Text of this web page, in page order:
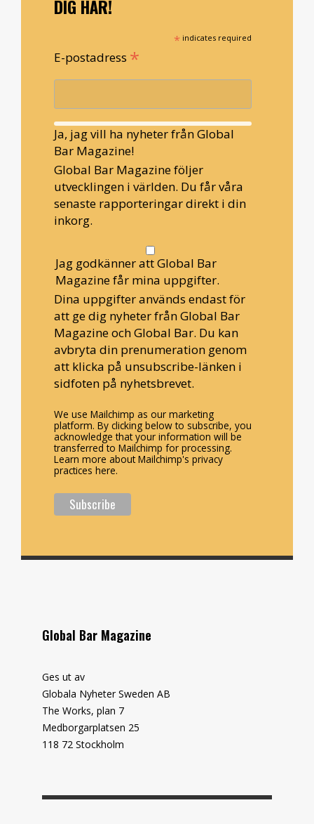
DIG HÄR!
* indicates required
E-postadress *
Ja, jag vill ha nyheter från Global
Bar Magazine!
Global Bar Magazine följer
utvecklingen i världen. Du får våra
senaste rapporteringar direkt i din
inkorg.
Jag godkänner att Global Bar
Magazine får mina uppgifter.
Dina uppgifter används endast för
att ge dig nyheter från Global Bar
Magazine och Global Bar. Du kan
avbryta din prenumeration genom
att klicka på unsubscribe-länken i
sidfoten på nyhetsbrevet.
We use Mailchimp as our marketing
platform. By clicking below to subscribe, you
acknowledge that your information will be
transferred to Mailchimp for processing.
Learn more about Mailchimp's privacy
practices here.
Global Bar Magazine
Ges ut av
Globala Nyheter Sweden AB
The Works, plan 7
Medborgarplatsen 25
118 72 Stockholm